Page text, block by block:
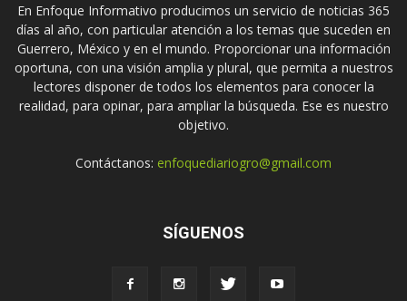
En Enfoque Informativo producimos un servicio de noticias 365
días al año, con particular atención a los temas que suceden en
Guerrero, México y en el mundo. Proporcionar una información
oportuna, con una visión amplia y plural, que permita a nuestros
lectores disponer de todos los elementos para conocer la
realidad, para opinar, para ampliar la búsqueda. Ese es nuestro
objetivo.
Contáctanos: enfoquediariogro@gmail.com
SÍGUENOS